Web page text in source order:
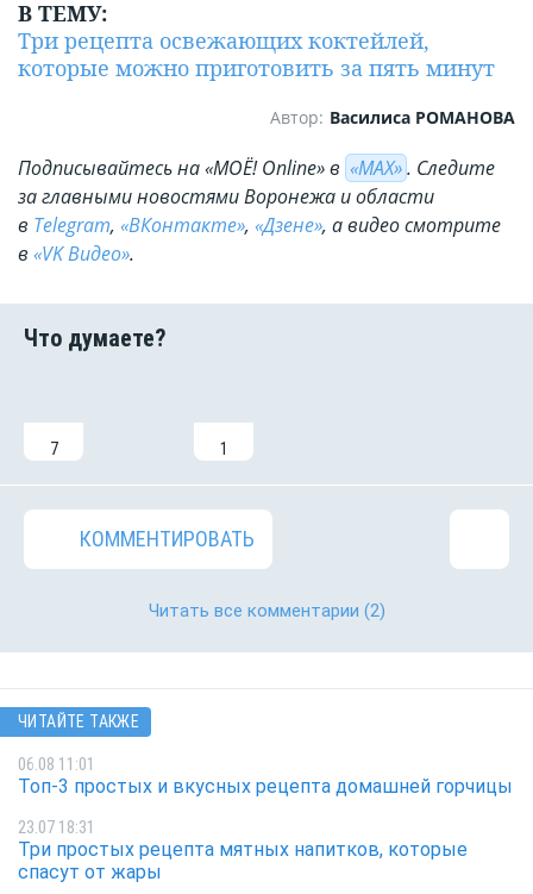
В ТЕМУ:
Три рецепта освежающих коктейлей,
которые можно приготовить за пять минут
Автор: Василиса РОМАНОВА
Подписывайтесь на «МОЁ! Online» в «МАХ». Cледите
за главными новостями Воронежа и области
в Telegram, «ВКонтакте», «Дзене», а видео смотрите
в «VK Видео».
7 1
КОММЕНТИРОВАТЬ
Читать все комментарии (2)
ЧИТАЙТЕ ТАКЖЕ
06.08 11:01
Топ-3 простых и вкусных рецепта домашней горчицы
23.07 18:31
Три простых рецепта мятных напитков, которые
спасут от жары